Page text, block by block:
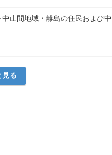
山間地域・離島の住民および中
見る